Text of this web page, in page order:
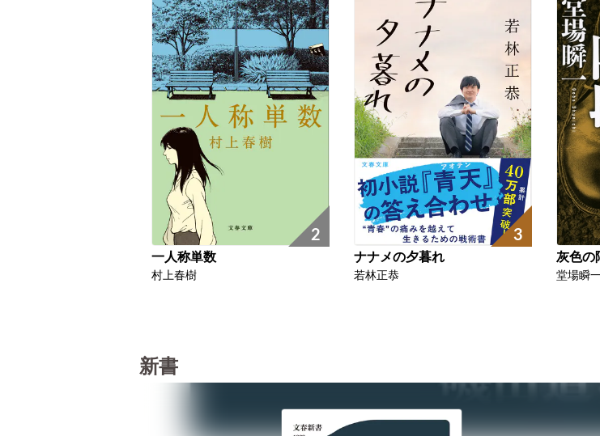
2
一人称単数
村上春樹
3
ナナメの夕暮れ
若林正恭
灰色の
堂場瞬
新書